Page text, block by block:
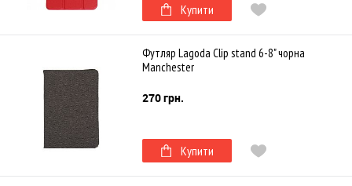
Купити
Футляр Lagoda Clip stand 6-8" чорна
Manchester
270 грн.
Купити